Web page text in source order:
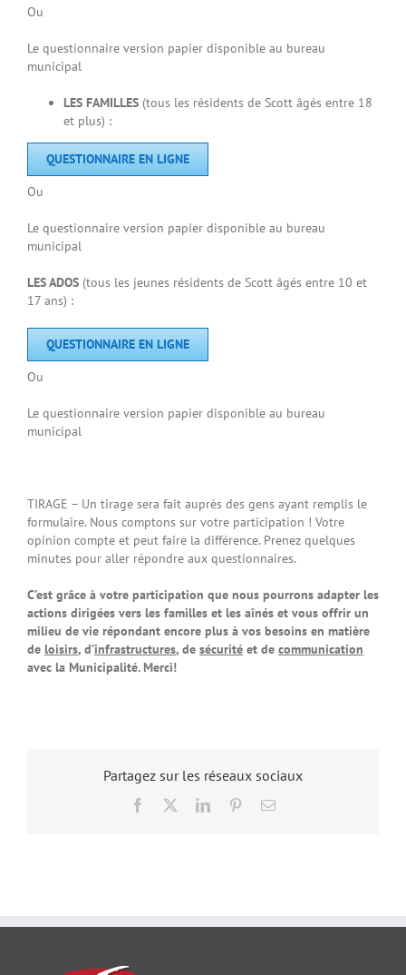
Ou
Le questionnaire version papier disponible au bureau
municipal
LES FAMILLES (tous les résidents de Scott âgés entre 18
et plus) :
QUESTIONNAIRE EN LIGNE
Ou
Le questionnaire version papier disponible au bureau
municipal
LES ADOS (tous les jeunes résidents de Scott âgés entre 10 et
17 ans) :
QUESTIONNAIRE EN LIGNE
Ou
Le questionnaire version papier disponible au bureau
municipal
TIRAGE – Un tirage sera fait auprès des gens ayant remplis le
formulaire. Nous comptons sur votre participation ! Votre
opinion compte et peut faire la différence. Prenez quelques
minutes pour aller répondre aux questionnaires.
C’est grâce à votre participation que nous pourrons adapter les
actions dirigées vers les familles et les aînés et vous offrir un
milieu de vie répondant encore plus à vos besoins en matière
de loisirs, d’infrastructures, de sécurité et de communication
avec la Municipalité. Merci!
Partagez sur les réseaux sociaux
Facebook LinkedInPinterestEmail